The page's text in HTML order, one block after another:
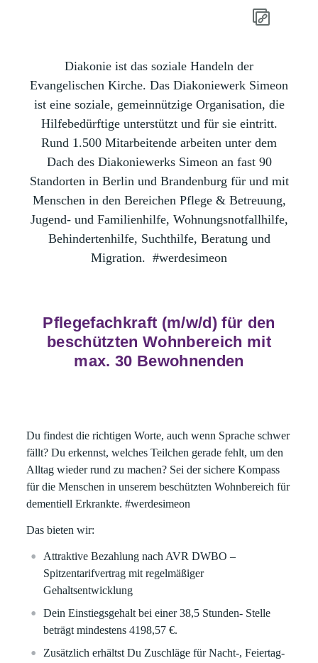
Diakonie ist das soziale Handeln der
Evangelischen Kirche. Das Diakoniewerk Simeon
ist eine soziale, gemeinnützige Organisation, die
Hilfebedürftige unterstützt und für sie eintritt.
Rund 1.500 Mitarbeitende arbeiten unter dem
Dach des Diakoniewerks Simeon an fast 90
Standorten in Berlin und Brandenburg für und mit
Menschen in den Bereichen Pflege & Betreuung,
Jugend- und Familienhilfe, Wohnungsnotfallhilfe,
Behindertenhilfe, Suchthilfe, Beratung und
Migration. #werdesimeon
Pflegefachkraft (m/w/d) für den
beschützten Wohnbereich mit
max. 30 Bewohnenden
Du findest die richtigen Worte, auch wenn Sprache schwer
fällt? Du erkennst, welches Teilchen gerade fehlt, um den
Alltag wieder rund zu machen? Sei der sichere Kompass
für die Menschen in unserem beschützten Wohnbereich für
dementiell Erkrankte.#werdesimeon
Das bieten wir:
Attraktive Bezahlung nach AVR DWBO –
Spitzentarifvertrag mit regelmäßiger
Gehaltsentwicklung
Dein Einstiegsgehalt bei einer 38,5 Stunden- Stelle
beträgt mindestens4198,57 €.
Zusätzlich erhältst Du Zuschläge für Nacht-, Feiertag-